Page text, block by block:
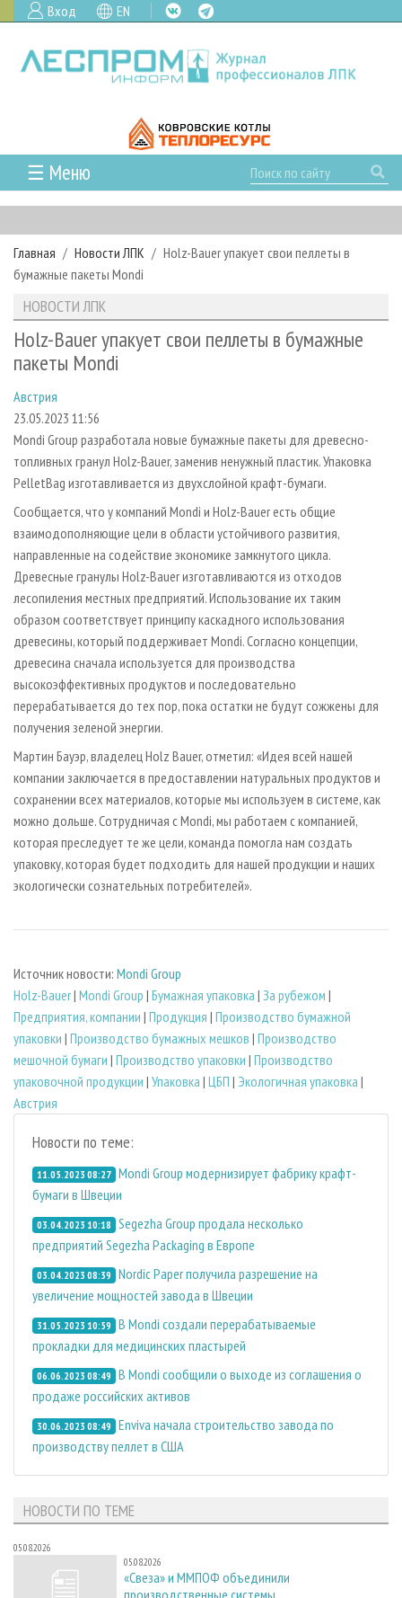
Вход EN
☰ Меню
ГЛАВНАЯ
РУБРИКИ И ТЕМЫ
РУБРИКИ ЖУРНАЛА
ЛЕСОЗАГОТОВКА
ЛЕСОПИЛЕНИЕ
СУШКА ДРЕВЕСИНЫ
ПРОИЗВОДСТВО ДРЕВЕСНЫХ ПЛИТ
ДЕРЕВЯННОЕ ДОМОСТРОЕНИЕ
ПРОИЗВОДСТВО МЕБЕЛИ
БИОЭНЕРГЕТИКА
ЦБП
ИНСТРУМЕНТ И МАТЕРИАЛЫ
НОВОСТИ
НОВОСТИ ЛПК
НОВОСТИ ЖУРНАЛА
ПРОЕКТЫ ЛПИ
АНАЛИТИКА
ПРЕДПРИЯТИЯ ЛПК
ПЕРСОНЫ
МОБИЛЬНЫЕ ВЫСТАВКИ
ОФИЦИАЛЬНЫЕ ДЕЛЕГАЦИИ
ПРИОРИТЕТНЫЕ ИНВЕСТПРОЕКТЫ
RUSSIAN FORESTRY REVIEW
ГАЗЕТА ЛЕСПРОМФОРУМ
БИБЛИОТЕКА СПЕЦИАЛИСТА
АРХИВ
АРХИВ ЖУРНАЛОВ
О ЖУРНАЛЕ
КОНТАКТЫ
РЕКЛАМОДАТЕЛЯМ
РЕКЛАМА
РЕКЛАМА НА САЙТЕ
Главная Новости ЛПК
Holz-Bauer упакует свои пеллеты в
бумажные пакеты Mondi
НОВОСТИ ЛПК
Holz-Bauer упакует свои пеллеты в бумажные
пакеты Mondi
Австрия
23.05.2023 11:56
Mondi Group разработала новые бумажные пакеты для древесно-
топливных гранул Holz-Bauer, заменив ненужный пластик. Упаковка
PelletBag изготавливается из двухслойной крафт-бумаги.
Сообщается, что у компаний Mondi и Holz-Bauer есть общие
взаимодополняющие цели в области устойчивого развития,
направленные на содействие экономике замкнутого цикла.
Древесные гранулы Holz-Bauer изготавливаются из отходов
лесопиления местных предприятий. Использование их таким
образом соответствует принципу каскадного использования
древесины, который поддерживает Mondi. Согласно концепции,
древесина сначала используется для производства
высокоэффективных продуктов и последовательно
перерабатывается до тех пор, пока остатки не будут сожжены для
получения зеленой энергии.
Мартин Бауэр, владелец Holz Bauer, отметил: «Идея всей нашей
компании заключается в предоставлении натуральных продуктов и
сохранении всех материалов, которые мы используем в системе, как
можно дольше. Сотрудничая с Mondi, мы работаем с компанией,
которая преследует те же цели, команда помогла нам создать
упаковку, которая будет подходить для нашей продукции и наших
экологически сознательных потребителей».
Источник новости: Mondi Group
Holz-Bauer| Mondi Group | Бумажная упаковка | За рубежом |
Предприятия, компании | Продукция | Производство бумажной
упаковки | Производство бумажных мешков | Производство
мешочной бумаги | Производство упаковки | Производство
упаковочной продукции | Упаковка | ЦБП | Экологичная упаковка |
Австрия
Новости по теме:
11.05.2023 08:27 Mondi Group модернизирует фабрику крафт-
бумаги в Швеции
03.04.2023 10:18 Segezha Group продала несколько
предприятий Segezha Packaging в Европе
03.04.2023 08:39 Nordic Paper получила разрешение на
увеличение мощностей завода в Швеции
31.05.2023 10:59 В Mondi создали перерабатываемые
прокладки для медицинских пластырей
06.06.2023 08:49 В Mondi сообщили о выходе из соглашения о
продаже российских активов
30.06.2023 08:49 Enviva начала строительство завода по
производству пеллет в США
НОВОСТИ ПО ТЕМЕ
05.08.2026
05.08.2026
«Свеза» и ММПОФ объединили